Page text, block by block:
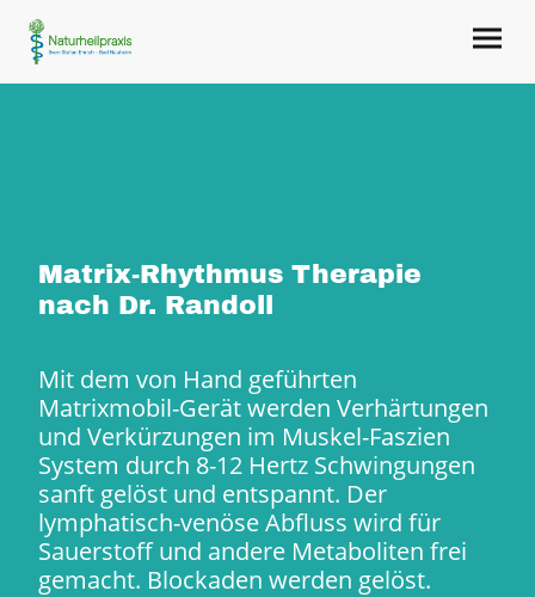
Matrix-Rhythmus Therapie
nach Dr. Randoll
Mit dem von Hand geführten
Matrixmobil-Gerät werden Verhärtungen
und Verkürzungen im Muskel-Faszien
System durch 8-12 Hertz Schwingungen
sanft gelöst und entspannt. Der
lymphatisch-venöse Abfluss wird für
Sauerstoff und andere Metaboliten frei
gemacht. Blockaden werden gelöst.